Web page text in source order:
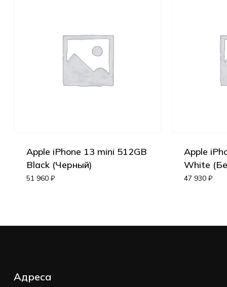
Корзина пуста.
Apple iPhone 13 mini 512GB
Black (Черный)
51 960 ₽
Apple
White
47 930 ₽
Адреса